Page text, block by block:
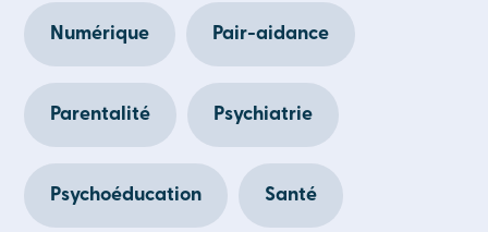
Numérique Pair-aidance
Parentalité Psychiatrie
Psychoéducation Santé